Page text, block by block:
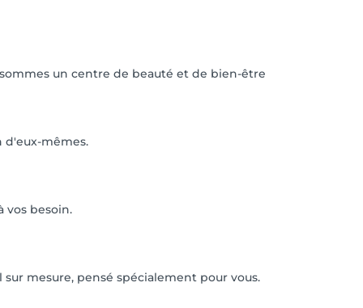
un centre de beauté et de bien-être
d'eux-mêmes.
vos besoin.
mesure, pensé spécialement pour vous.